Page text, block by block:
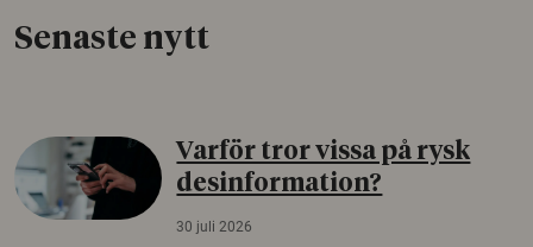
Senaste nytt
Varför tror vissa på rysk
desinformation?
30 juli 2026